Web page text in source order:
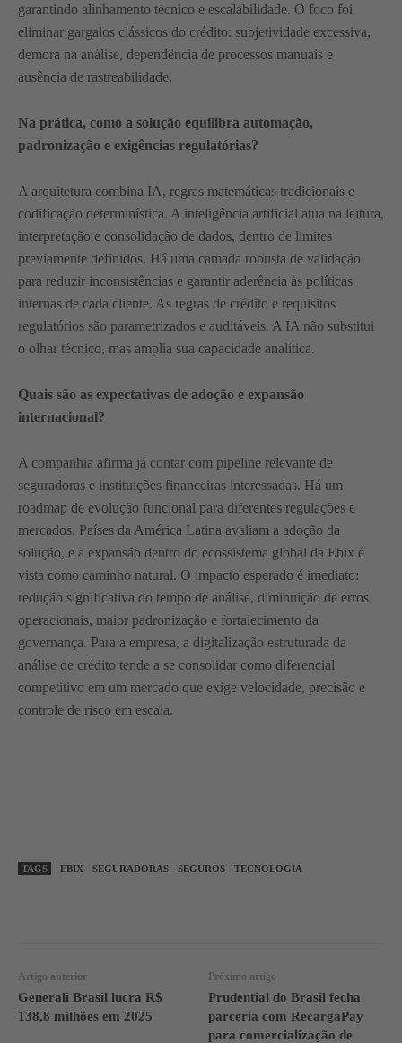
garantindo alinhamento técnico e escalabilidade. O foco foi
eliminar gargalos clássicos do crédito: subjetividade excessiva,
demora na análise, dependência de processos manuais e
ausência de rastreabilidade.
Na prática, como a solução equilibra automação,
padronização e exigências regulatórias?
A arquitetura combina IA, regras matemáticas tradicionais e
codificação determinística. A inteligência artificial atua na leitura,
interpretação e consolidação de dados, dentro de limites
previamente definidos. Há uma camada robusta de validação
para reduzir inconsistências e garantir aderência às políticas
internas de cada cliente. As regras de crédito e requisitos
regulatórios são parametrizados e auditáveis. A IA não substitui
o olhar técnico, mas amplia sua capacidade analítica.
Quais são as expectativas de adoção e expansão
internacional?
A companhia afirma já contar com pipeline relevante de
seguradoras e instituições financeiras interessadas. Há um
roadmap de evolução funcional para diferentes regulações e
mercados. Países da América Latina avaliam a adoção da
solução, e a expansão dentro do ecossistema global da Ebix é
vista como caminho natural. O impacto esperado é imediato:
redução significativa do tempo de análise, diminuição de erros
operacionais, maior padronização e fortalecimento da
governança. Para a empresa, a digitalização estruturada da
análise de crédito tende a se consolidar como diferencial
competitivo em um mercado que exige velocidade, precisão e
controle de risco em escala.
TAGS EBIX SEGURADORAS SEGUROS TECNOLOGIA
Artigo anterior
Generali Brasil lucra R$
138,8 milhões em 2025
Próximo artigo
Prudential do Brasil fecha
parceria com RecargaPay
para comercialização de